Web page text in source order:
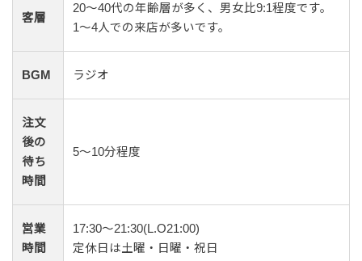
客層
20〜40代の年齢層が多く、男女比9:1程度です。
1〜4人での来店が多いです。
BGM ラジオ
注文
後の
待ち
時間
5〜10分程度
営業
時間
17:30～21:30(L.O21:00)
定休日は土曜・日曜・祝日